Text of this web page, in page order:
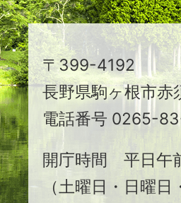
ち
駒
ヶ
根
市
〒399-4192
長野県駒ヶ根市赤
電話番号 0265-
開庁時間 平日午
（土曜日・日曜